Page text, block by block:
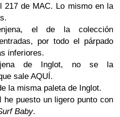
217 de MAC. Lo mismo en la
el de la colección
por todo el párpado
inferiores.
de Inglot, no se la
sale AQUÍ.
la misma paleta de Inglot.
he puesto un ligero punto con
Baby.